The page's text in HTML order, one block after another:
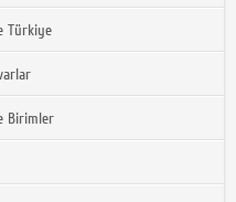
Türkiye
Birimler